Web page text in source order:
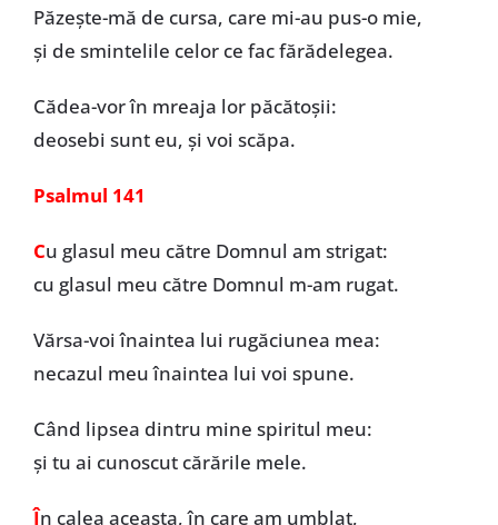
Păzește-mă de cursa, care mi-au pus-o mie,
și de smintelile celor ce fac fărădelegea.
Cădea-vor în mreaja lor păcătoșii:
deosebi sunt eu, și voi scăpa.
Psalmul 141
Cu glasul meu către Domnul am strigat:
cu glasul meu către Domnul m-am rugat.
Vărsa-voi înaintea lui rugăciunea mea:
necazul meu înaintea lui voi spune.
Când lipsea dintru mine spiritul meu:
și tu ai cunoscut cărările mele.
În calea aceasta, în care am umblat,